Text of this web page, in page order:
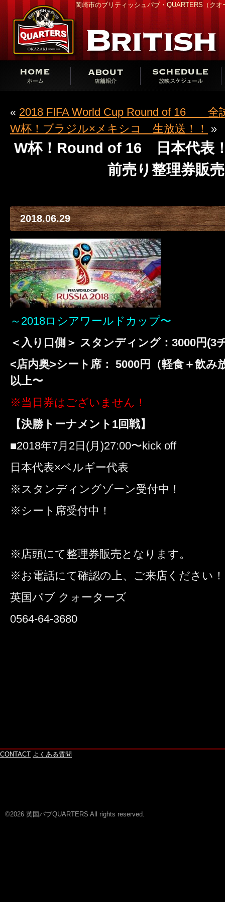
岡崎市のブリティッシュパブ・QUARTERS（クオ
« 2018 FIFA World Cup Round of 16 全
W杯！ブラジル×メキシコ 生放送！！
»
W杯！Round of 16 日本代表
前売り整理券販
2018.06.29
～2018ロシアワールドカップ〜
＜入り口側＞ スタンディング：3000円(3
<店内奥>シート席： 5000円（軽食＋飲
以上〜
※当日券はございません！
【決勝トーナメント1回戦】
■2018年7月2日(月)27:00〜kick off
日本代表×ベルギー代表
※スタンディングゾーン受付中！
※シート席受付中！
※店頭にて整理券販売となります。
※お電話にて確認の上、ご来店ください！
英国パブ クォーターズ
0564-64-3680
CONTACT よくある質問
©2026 英国パブQUARTERS All rights reserved.